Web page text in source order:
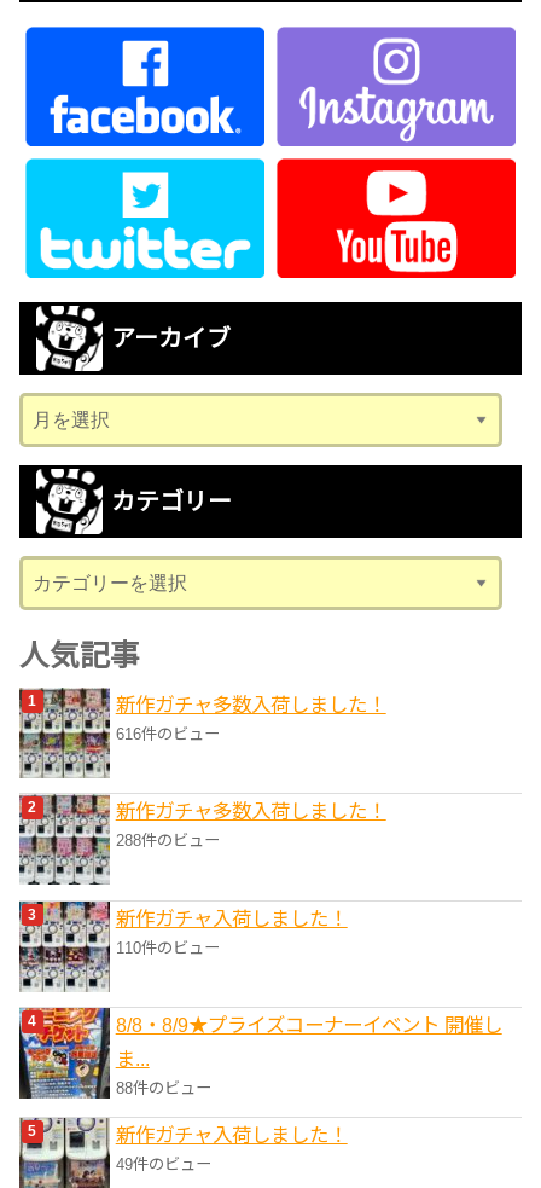
アーカイブ
ー
カ
ブ
カテゴリー
テ
ゴ
リ
ー
人気記事
新作ガチャ多数入荷しました！
616件のビュー
新作ガチャ多数入荷しました！
288件のビュー
新作ガチャ入荷しました！
110件のビュー
8/8・8/9★プライズコーナーイベント 開催し
ま...
88件のビュー
新作ガチャ入荷しました！
49件のビュー